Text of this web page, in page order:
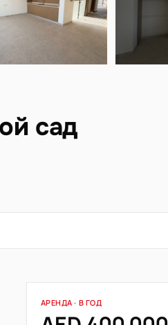
сад
АРЕНДА · В ГОД